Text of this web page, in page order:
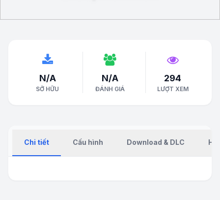
N/A
SỞ HỮU
N/A
ĐÁNH GIÁ
294
LƯỢT XEM
Chi tiết Cấu hình Download & DLC